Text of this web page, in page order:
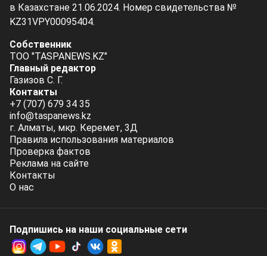
в Казахстане 21.06.2024. Номер свидетельства №
KZ31VPY00095404.
Собственник
ТОО "TASPANEWS.KZ"
Главный редактор
Газизов С. Г.
Контакты
+7 (707) 679 34 35
info@taspanews.kz
г. Алматы, мкр. Керемет, 3Д
Правила использования материалов
Проверка фактов
Реклама на сайте
Контакты
О нас
Подпишись на наши социальные cети